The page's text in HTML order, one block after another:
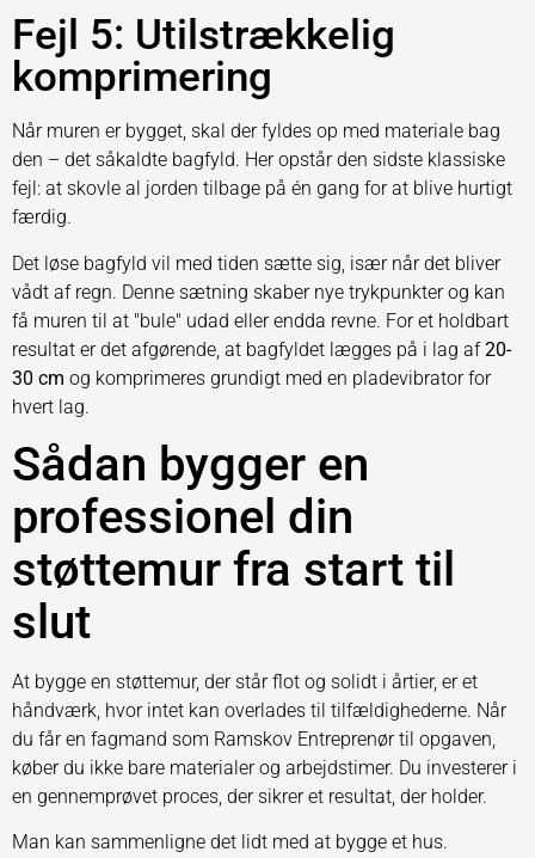
Fejl 5: Utilstrækkelig
komprimering
Når muren er bygget, skal der fyldes op med materiale bag
den – det såkaldte bagfyld. Her opstår den sidste klassiske
fejl: at skovle al jorden tilbage på én gang for at blive hurtigt
færdig.
Det løse bagfyld vil med tiden sætte sig, især når det bliver
vådt af regn. Denne sætning skaber nye trykpunkter og kan
få muren til at "bule" udad eller endda revne. For et holdbart
resultat er det afgørende, at bagfyldet lægges på i lag af20-
30 cm og komprimeres grundigt med en pladevibrator for
hvert lag.
Sådan bygger en
professionel din
støttemur fra start til
slut
At bygge en støttemur, der står flot og solidt i årtier, er et
håndværk, hvor intet kan overlades til tilfældighederne. Når
du får en fagmand som Ramskov Entreprenør til opgaven,
køber du ikke bare materialer og arbejdstimer. Du investerer i
en gennemprøvet proces, der sikrer et resultat, der holder.
Man kan sammenligne det lidt med at bygge et hus.